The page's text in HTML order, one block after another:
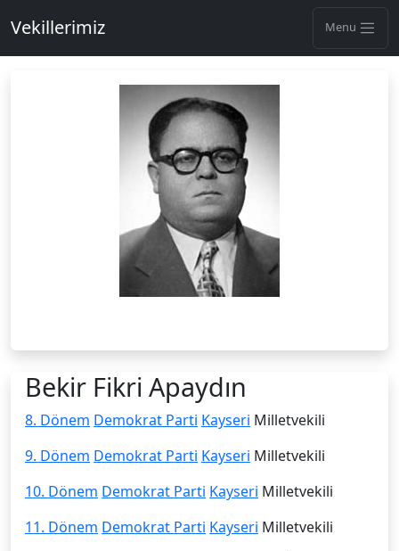
Vekillerimiz Menu
Bekir Fikri Apaydın
8. Dönem Demokrat Parti Kayseri Milletvekili
9. Dönem Demokrat Parti Kayseri Milletvekili
10. Dönem Demokrat Parti Kayseri Milletvekili
11. Dönem Demokrat Parti Kayseri Milletvekili